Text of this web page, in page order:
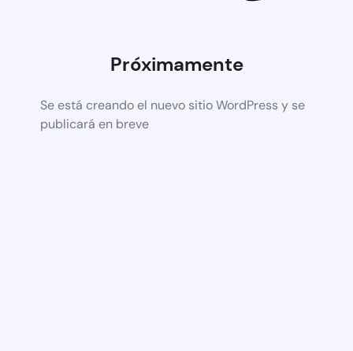
Próximamente
Se está creando el nuevo sitio WordPress y se
publicará en breve